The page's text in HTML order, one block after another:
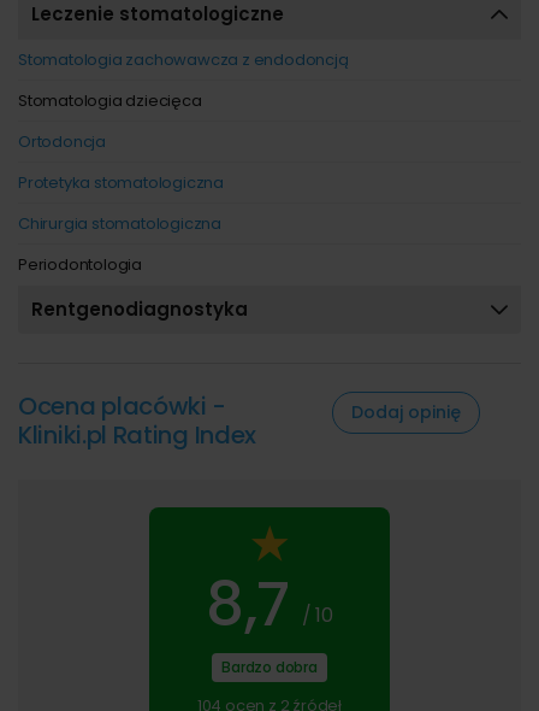
Leczenie stomatologiczne
Stomatologia zachowawcza z endodoncją
Stomatologia dziecięca
Ortodoncja
Protetyka stomatologiczna
Chirurgia stomatologiczna
Periodontologia
Rentgenodiagnostyka
Ocena placówki -
Kliniki.pl Rating Index
Dodaj opinię
8,7 / 10
Bardzo dobra
104 ocen z 2 źródeł